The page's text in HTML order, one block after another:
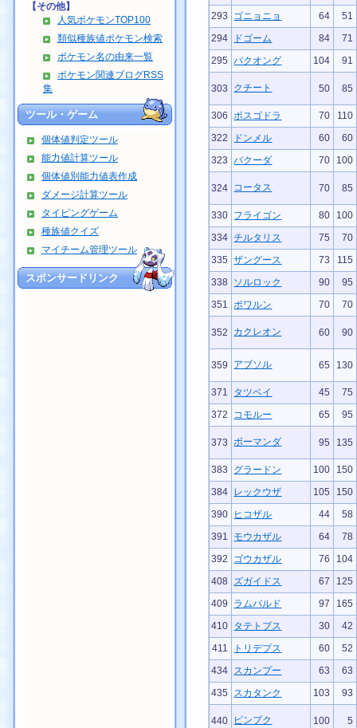
【その他】
人気ポケモンTOP100
類似種族値ポケモン検索
ポケモン名の由来一覧
ポケモン関連ブログRSS
集
ツール・ゲーム
個体値判定ツール
能力値計算ツール
個体値別能力値表作成
ダメージ計算ツール
タイピングゲーム
種族値クイズ
マイチーム管理ツール
スポンサードリンク
293 ゴニョニョ 64
51
294
ドゴーム 84
71
295
バクオング 104 91
303 クチート 50 85
306 ボスゴドラ 70
110
322
ドンメル 60
60
323
バクーダ 70 100
324 コータス 70 85
330 フライゴン 80
100
334 チルタリス 75
70
335
ザングース 73
115
338
ソルロック 90
95
351
ポワルン 70 70
352 カクレオン 60 90
359 アブソル 65 130
371 タツベイ 45
75
372
コモルー 65 95
373 ボーマンダ 95 135
383 グラードン 100
150
384 レックウザ 105
150
390
ヒコザル 44
58
391
モウカザル 64
78
392
ゴウカザル 76
104
408
ズガイドス 67
125
409
ラムパルド 97
165
410 タテトプス 30
42
411
トリデプス 60
52
434 スカンプー 63
63
435
スカタンク 103 93
440 ピンプク 100 5